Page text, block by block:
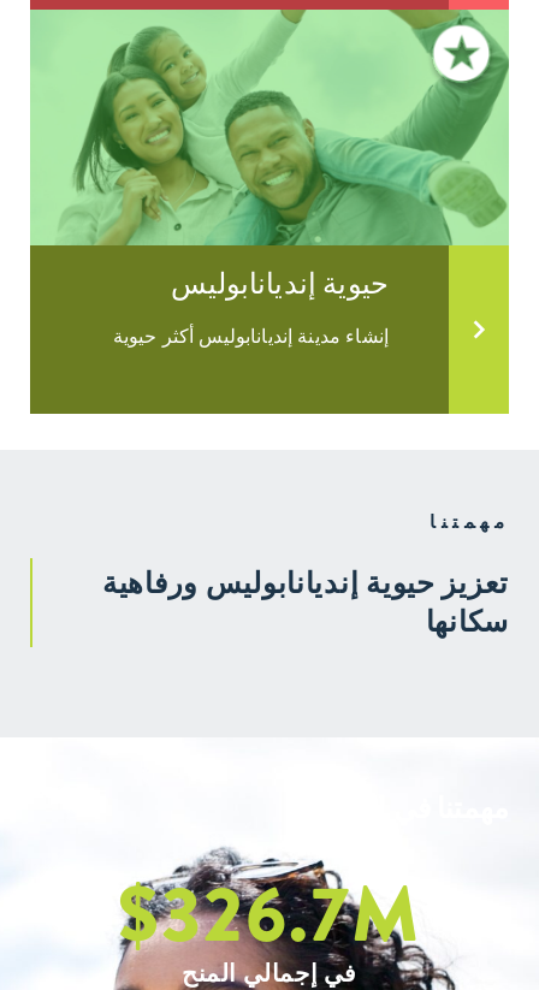
حيوية إنديانابوليس
إنشاء مدينة إنديانابوليس أكثر حيوية
مهمتنا
تعزيز حيوية إنديانابوليس ورفاهية
سكانها
$326.7M
في إجمالي المنح